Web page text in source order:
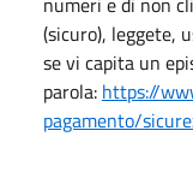
(sicuro), leggete,
se vi capita un
parola: https://
pagamento/